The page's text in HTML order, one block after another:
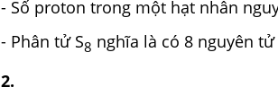
- Số proton trong một hạt nhân
- Phân tử S8 nghĩa là có 8 nguyên tử
2.